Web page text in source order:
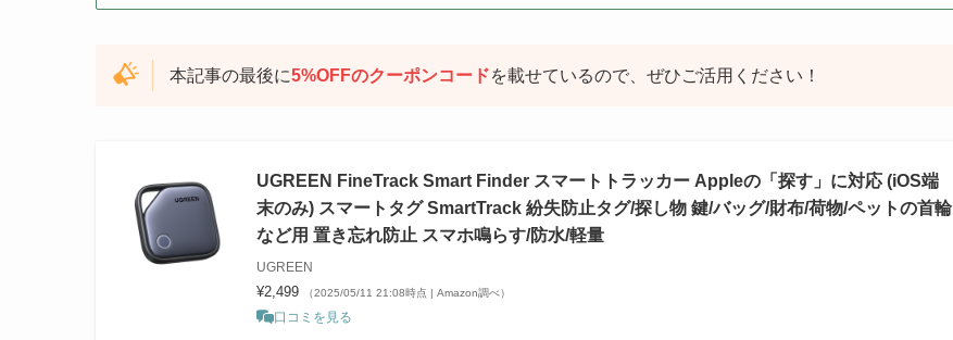
本記事の最後に5%OFFのクーポンコードを載せているので、ぜひご活用ください！
UGREEN FineTrack Smart Finder スマートトラッカー Appleの「探す」に対応 (iOS端
末のみ) スマートタグ SmartTrack 紛失防止タグ/探し物 鍵/バッグ/財布/荷物/ペットの首輪
など用 置き忘れ防止 スマホ鳴らす/防水/軽量
UGREEN
¥2,499 （2025/05/11 21:08時点 | Amazon調べ）
口コミを見る